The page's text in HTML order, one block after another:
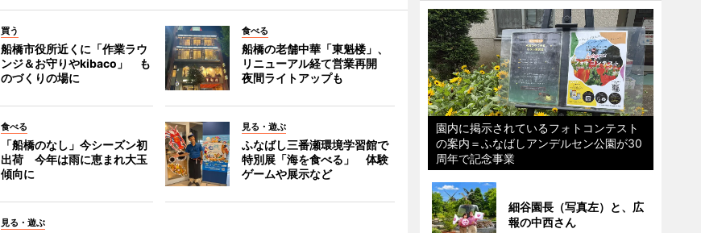
買う
船橋市役所近くに「作業ラウ
ンジ＆お守りやkibaco」 も
のづくりの場に
食べる
船橋の老舗中華「東魁楼」、
リニューアル経て営業再開
夜間ライトアップも
食べる
「船橋のなし」今シーズン初
出荷 今年は雨に恵まれ大玉
傾向に
見る・遊ぶ
ふなばし三番瀬環境学習館で
特別展「海を食べる」 体験
ゲームや展示など
見る・遊ぶ
園内に掲示されているフォトコンテスト
の案内＝ふなばしアンデルセン公園が30
周年で記念事業
細谷園長（写真左）と、広
報の中西さん